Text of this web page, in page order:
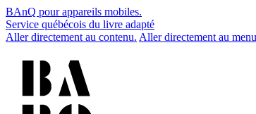
BAnQ pour appareils mobiles.
Service québécois du livre adapté
Aller directement au contenu. Aller directement au